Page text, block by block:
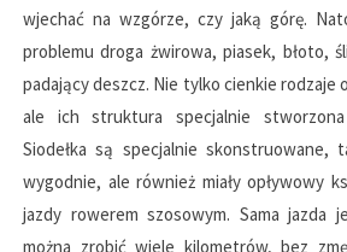
wjechać na wzgórze, czy jaką górę.
problemu droga żwirowa, piasek, błoto,
padający deszcz. Nie tylko cienkie rodzaje
ale ich struktura specjalnie
Siodełka są specjalnie skonstruowane,
wygodnie, ale również miały opływowy
jazdy rowerem szosowym. Sama jazda
można zrobić wiele kilometrów, bez